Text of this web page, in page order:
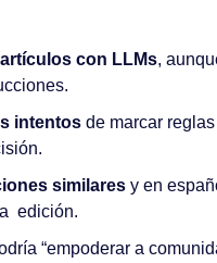
con LLMs,
intentos de marcar
similares y en
edición.
“empoderar a